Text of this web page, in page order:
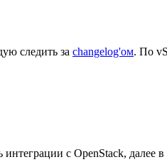
следить за changelog'ом. По
с OpenStack,